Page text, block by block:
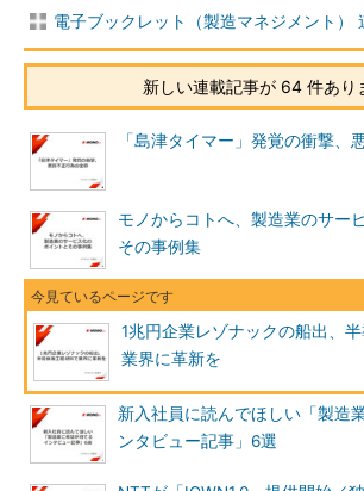
電子ブックレット（製造マネジメント）
新しい連載記事が 64 件あり
「島津タイマー」発覚の衝撃、
モノからコトへ、製造業のサー
その事例集
1兆円企業レゾナックの船出、
業界に革新を
新入社員に読んでほしい「製造
ンタビュー記事」6選